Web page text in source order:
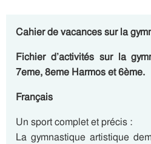
Cahier de vacances sur la
Fichier d’activités sur la
7eme, 8eme Harmos et 6ème.
Français
Un sport complet et précis :
La gymnastique artistique